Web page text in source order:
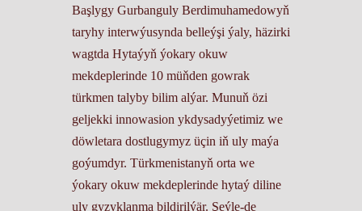
Başlygy Gurbanguly Berdimuhamedowyň
taryhy interwýusynda belleýşi ýaly, häzirki
wagtda Hytaýyň ýokary okuw
mekdeplerinde 10 müňden gowrak
türkmen talyby bilim alýar. Munuň özi
geljekki innowasion ykdysadyýetimiz we
döwletara dostlugymyz üçin iň uly maýa
goýumdyr. Türkmenistanyň orta we
ýokary okuw mekdeplerinde hytaý diline
uly gyzyklanma bildirilýär. Şeýle-de